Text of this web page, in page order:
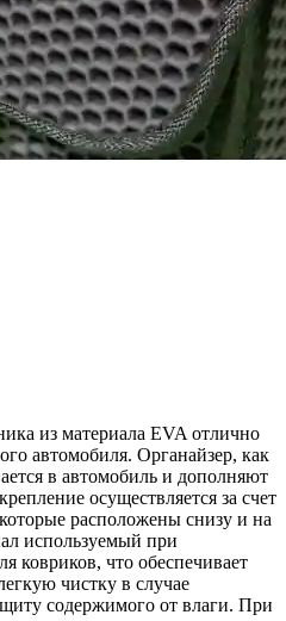
из материала EVA отлично
автомобиля. Органайзер, как
в автомобиль и дополняют
осуществляется за счет
расположены снизу и на
используемый при
ковриков, что обеспечивает
чистку в случае
содержимого от влаги. При